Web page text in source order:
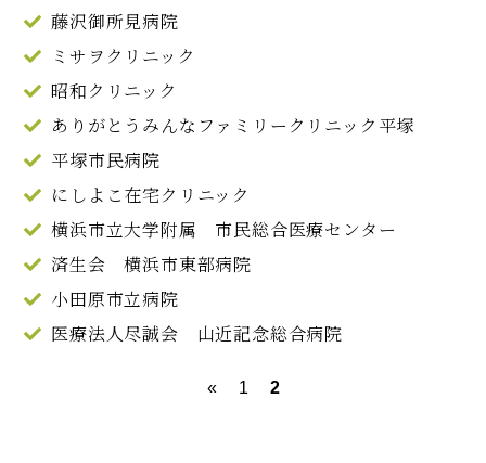
藤沢御所見病院
ミサヲクリニック
昭和クリニック
ありがとうみんなファミリークリニック平塚
平塚市民病院
にしよこ在宅クリニック
横浜市立大学附属 市民総合医療センター
済生会 横浜市東部病院
小田原市立病院
医療法人尽誠会 山近記念総合病院
« 1 2